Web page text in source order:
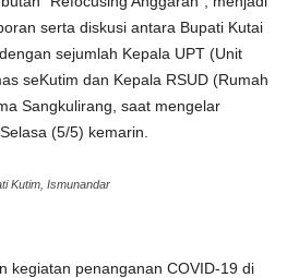
serta diskusi antara Bupati Kutai
sejumlah Kepala UPT (Unit
seKutim dan Kepala RSUD (Rumah
Sangkulirang, saat mengelar
(5/5) kemarin.
Kutim, Ismunandar
kegiatan penanganan COVID-19 di